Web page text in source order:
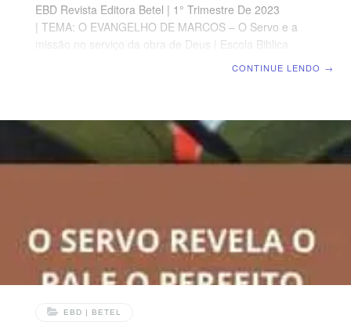
EBD Revista Editora Betel | 1° Trimestre De 2023
| TEMA: O EVANGELHO DE MARCOS – O Servo e a
missão no serviço da obra de Deus | Escola Biblica
Nosso Senhor Jesus Cristo, precisamos estar alertas
para não nos desviarmos do piano de Deus para nossa
vida. OBJETIVOS DA LIÇÃO DESTACAR que a Casa do
CONTINUE LENDO →
EBD | BETEL